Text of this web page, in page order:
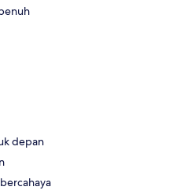
depan